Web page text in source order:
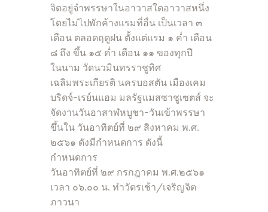
จิตอยู่จำพรรษาในอาวาสใดอาวาสหนึ่ง
โดยไม่ไปพักค้างแรมที่อื่น เป็นเวลา ๓
เดือน ตลอดฤดูฝน ตั้งแต่แรม ๑ ค่ำ เดือน
๘ ถึง ขึ้น ๑๕ ค่ำ เดือน ๑๑ ของทุกปี
ในนาม วัดนวมินทรราชูทิศ
เฉลิมพระเกียรติ นครบอสตัน เมืองเคม
บริดจ์-เรย์นแฮม มลรัฐแมสซาชูเซตส์ จะ
จัดงานวันอาสาฬหบูชา-วันเข้าพรรษา
ขึ้นใน วันอาทิตย์ที่ ๒๙ สิงหาคม พ.ศ.
๒๕๖๑ ดังมีกำหนดการ ดังนี้
กำหนดการ
วันอาทิตย์ที่ ๒๙ กรกฎาคม พ.ศ.๒๕๖๑
เวลา ๐๖.๐๐ น. ทำวัตรเช้า/เจริญจิต
ภาวนา